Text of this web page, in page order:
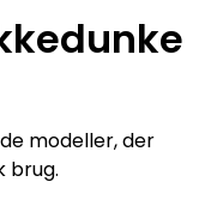
modeller, der
brug.